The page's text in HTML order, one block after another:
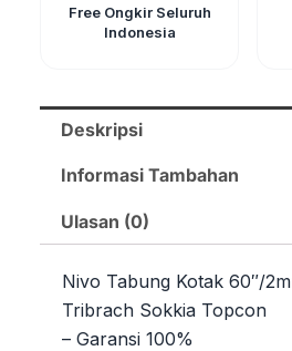
Free Ongkir Seluruh
Indonesia
Deskripsi
Informasi Tambahan
Ulasan (0)
Nivo Tabung Kotak 60″/
Tribrach Sokkia Topcon
– Garansi 100%